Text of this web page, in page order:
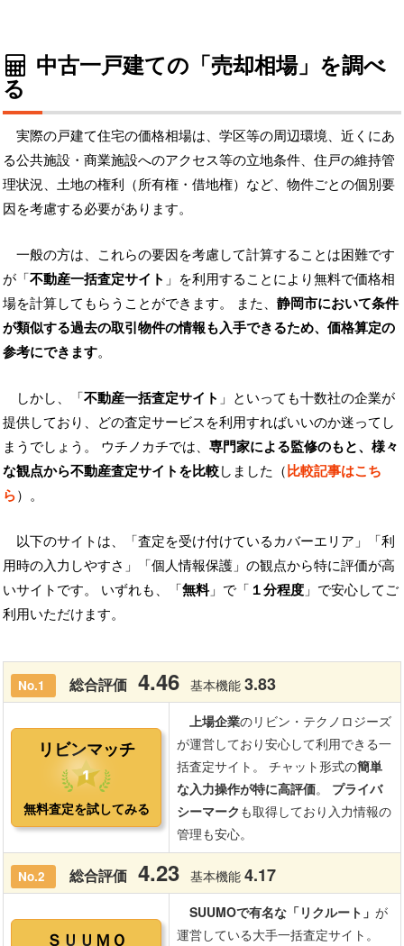
中古一戸建ての「売却相場」を調べ
る
実際の戸建て住宅の価格相場は、学区等の周辺環境、近くにあ
る公共施設・商業施設へのアクセス等の立地条件、住戸の維持管
理状況、土地の権利（所有権・借地権）など、物件ごとの個別要
因を考慮する必要があります。
一般の方は、これらの要因を考慮して計算することは困難です
が「不動産一括査定サイト 」を利用することにより無料で価格相
場を計算してもらうことができます。 また、 静岡市において条件
が類似する過去の取引物件の情報も入手できるため、価格算定の
参考にできます。
しかし、「不動産一括査定サイト 」といっても十数社の企業が
提供しており、どの査定サービスを利用すればいいのか迷ってし
まうでしょう。 ウチノカチでは、 専門家による監修のもと、様々
な観点から不動産査定サイトを比較しました（比較記事はこち
ら）。
以下のサイトは、「査定を受け付けているカバーエリア」「利
用時の入力しやすさ」「個人情報保護」の観点から特に評価が高
いサイトです。 いずれも、「無料」で「 １分程度 」で安心してご
利用いただけます。